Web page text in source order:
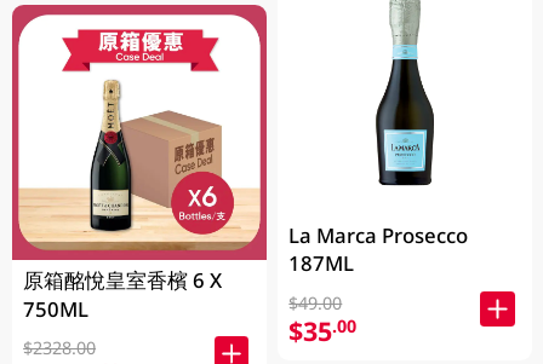
原箱酩悅皇室香檳 6 X
750ML
$2328.00
La Marca Prosecco
187ML
$49.00
$35.00